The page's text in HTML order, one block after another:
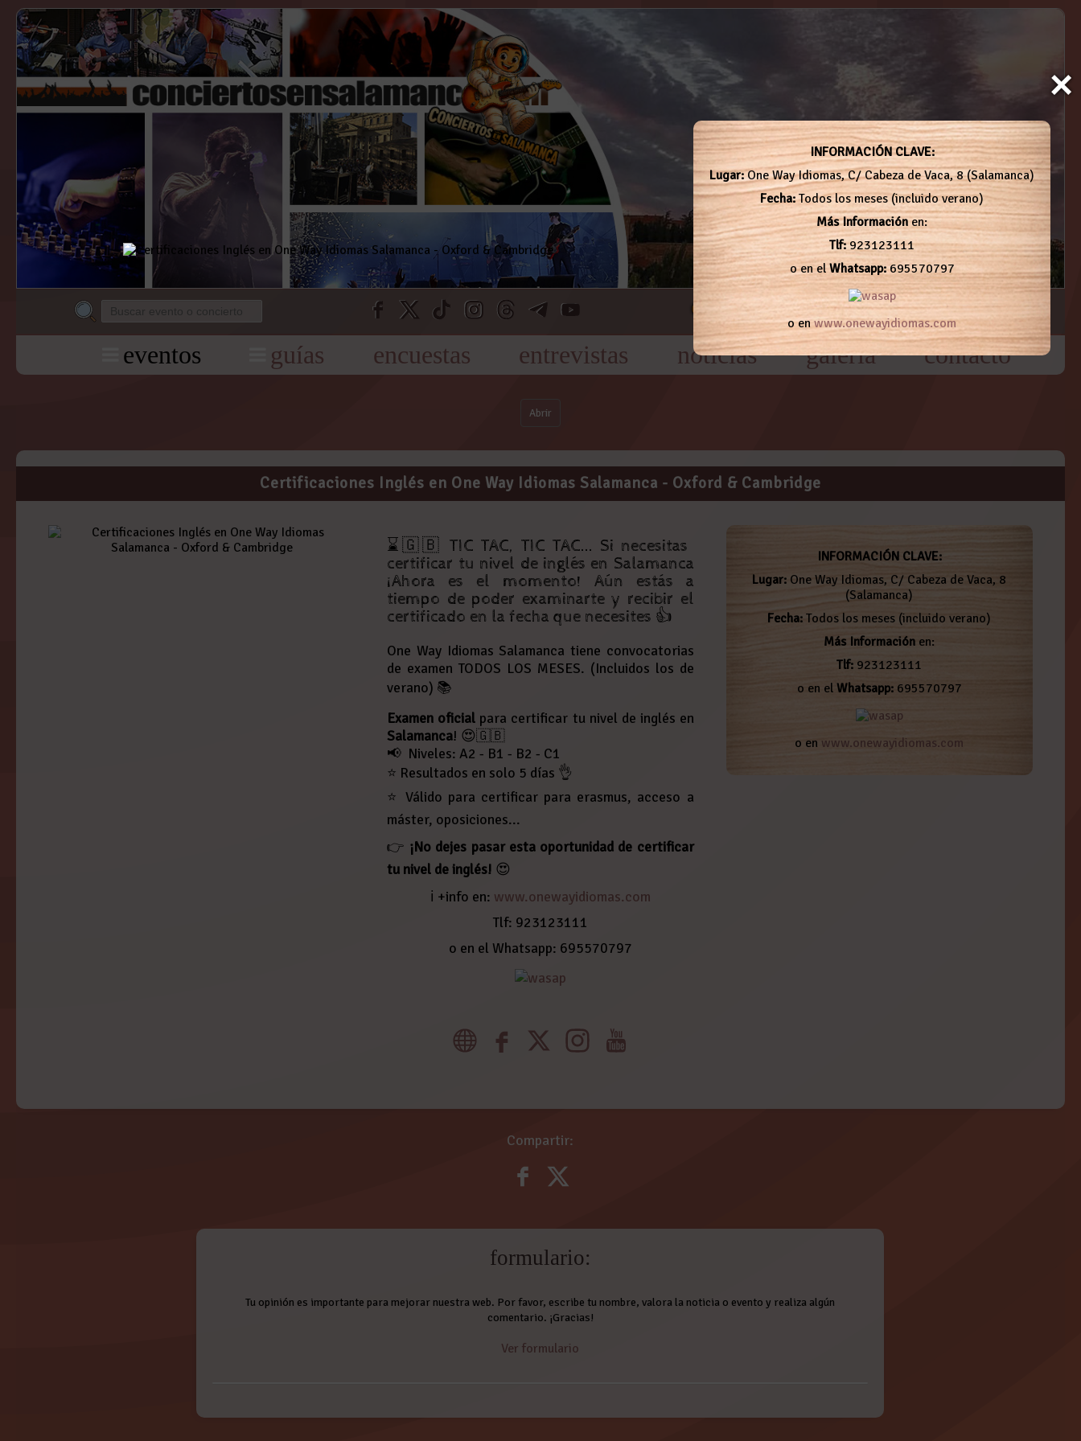
eventos guías encuestas entrevistas noticias galería contacto
Abrir
×
INFORMACIÓN CLAVE:
Lugar:One Way Idiomas, C/ Cabeza de Vaca, 8 (Salamanca)
Fecha:Todos los meses (incluido verano)
Más Informaciónen:
Tlf:923123111
o en el Whatsapp:695570797
o enwww.onewayidiomas.com
Certificaciones Inglés en One Way Idiomas Salamanca - Oxford & Cambridge
⌛️🇬🇧 TIC TAC, TIC TAC... Si necesitas
certificar tu nivel de inglés en Salamanca
¡Ahora es el momento! Aún estás a
tiempo de poder examinarte y recibir el
certificado en la fecha que necesites 👍
One Way Idiomas Salamanca tiene convocatorias
de examen TODOS LOS MESES. (Incluidos los de
verano) 📚
Examen oficial para certificar tu nivel de inglés en
Salamanca! 😍🇬🇧
📢 Niveles: A2 - B1 - B2 - C1
⭐ Resultados en solo 5 días 👌
⭐ Válido para certificar para erasmus, acceso a
máster, oposiciones...
👉 ¡No dejes pasar esta oportunidad de certificar
tu nivel de inglés! 😍
ℹ️ +info en: www.onewayidiomas.com
Tlf: 923123111
o en el Whatsapp: 695570797
INFORMACIÓN CLAVE:
Lugar: One Way Idiomas, C/ Cabeza de Vaca, 8
(Salamanca)
Fecha: Todos los meses (incluido verano)
Más Información en:
Tlf: 923123111
o en el Whatsapp:695570797
o en www.onewayidiomas.com
Compartir:
formulario:
Tu opinión es importante para mejorar nuestra web. Por favor, escribe tu nombre, valora la noticia o evento y realiza algún
comentario. ¡Gracias!
Ver formulario